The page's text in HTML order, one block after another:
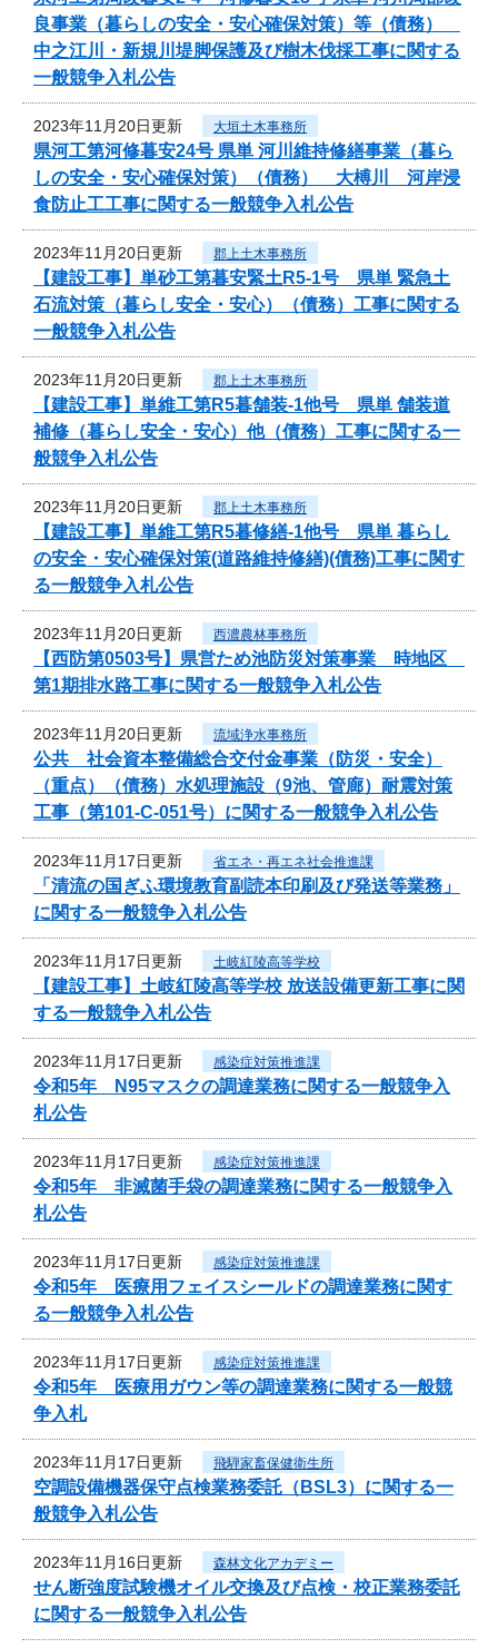
良事業（暮らしの安全・安心確保対策）等（債務）
中之江川・新規川堤脚保護及び樹木伐採工事に関する
一般競争入札公告
2023年11月20日更新 大垣土木事務所
県河工第河修暮安24号 県単 河川維持修繕事業（暮ら
しの安全・安心確保対策）（債務） 大榑川 河岸浸
食防止工工事に関する一般競争入札公告
2023年11月20日更新 郡上土木事務所
【建設工事】単砂工第暮安緊土R5-1号 県単 緊急土
石流対策（暮らし安全・安心）（債務）工事に関する
一般競争入札公告
2023年11月20日更新 郡上土木事務所
【建設工事】単維工第R5暮舗装-1他号 県単 舗装道
補修（暮らし安全・安心）他（債務）工事に関する一
般競争入札公告
2023年11月20日更新 郡上土木事務所
【建設工事】単維工第R5暮修繕-1他号 県単 暮らし
の安全・安心確保対策(道路維持修繕)(債務)工事に関す
る一般競争入札公告
2023年11月20日更新 西濃農林事務所
【西防第0503号】県営ため池防災対策事業 時地区
第1期排水路工事に関する一般競争入札公告
2023年11月20日更新 流域浄水事務所
公共 社会資本整備総合交付金事業（防災・安全）
（重点）（債務）水処理施設（9池、管廊）耐震対策
工事（第101-C-051号）に関する一般競争入札公告
2023年11月17日更新 省エネ・再エネ社会推進課
「清流の国ぎふ環境教育副読本印刷及び発送等業務」
に関する一般競争入札公告
2023年11月17日更新 土岐紅陵高等学校
【建設工事】土岐紅陵高等学校 放送設備更新工事に関
する一般競争入札公告
2023年11月17日更新 感染症対策推進課
令和5年 N95マスクの調達業務に関する一般競争入
札公告
2023年11月17日更新 感染症対策推進課
令和5年 非滅菌手袋の調達業務に関する一般競争入
札公告
2023年11月17日更新 感染症対策推進課
令和5年 医療用フェイスシールドの調達業務に関す
る一般競争入札公告
2023年11月17日更新 感染症対策推進課
令和5年 医療用ガウン等の調達業務に関する一般競
争入札
2023年11月17日更新 飛騨家畜保健衛生所
空調設備機器保守点検業務委託（BSL3）に関する一
般競争入札公告
2023年11月16日更新 森林文化アカデミー
せん断強度試験機オイル交換及び点検・校正業務委託
に関する一般競争入札公告